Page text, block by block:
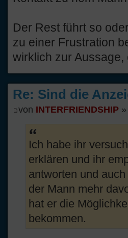
Der Rest führt so
zu einer Frustration
wirklich zur
Re: Sind die
von INTERFRIENDSHIP
Ich habe ihr
erklären und ihr
antworten und
der Mann mehr
hat er die
bekommen.